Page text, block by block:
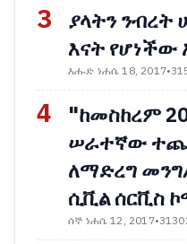
3
ያላትን
እናት የሆነችው
እሑድ ነሐሴ 18, 2017•
4
"ከመስከረም
ሠራተኛው
ለማድረግ
ሲቪል ሰርቪስ
ሰኞ ነሐሴ 12, 2017•